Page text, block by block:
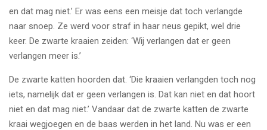
en dat mag niet.’ Er was eens een meisje dat toch verlangde
naar snoep. Ze werd voor straf in haar neus gepikt, wel drie
keer. De zwarte kraaien zeiden: ‘Wij verlangen dat er geen
verlangen meer is.’
De zwarte katten hoorden dat. ‘Die kraaien verlangden toch nog
iets, namelijk dat er geen verlangen is. Dat kan niet en dat hoort
niet en dat mag niet.’ Vandaar dat de zwarte katten de zwarte
kraai wegjoegen en de baas werden in het land. Nu was er een